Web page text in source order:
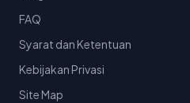
FAQ
Syarat dan Ketentuan
Kebijakan Privasi
Site Map